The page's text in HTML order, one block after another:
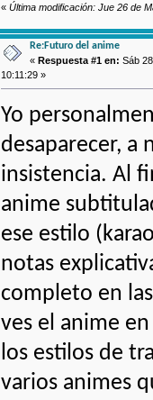
«Última modificación: Jue 26 de
Re:Futuro del anime
«Respuesta #1 en: Sáb
10:11:29 »
Yo
desaparecer, a
insistencia. Al
anime
ese estilo
notas
completo en
ves el anime
los estilos de
varios animes